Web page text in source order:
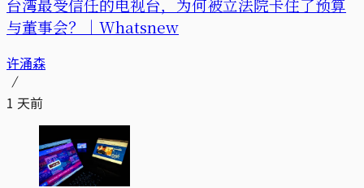
台湾最受信任的电视台，为何被立法院卡住了预算
与董事会？｜Whatsnew
许涌森
1 天前